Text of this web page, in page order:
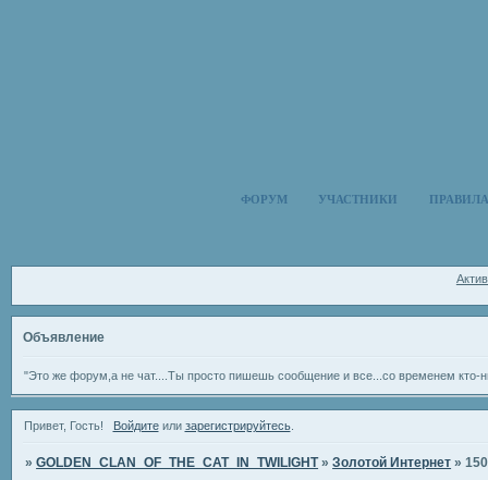
ФОРУМ УЧАСТНИКИ ПРАВИЛА
Объявление
"Это же форум,а не чат....Ты просто пишешь сообщение и все...со временем
Привет, Гость! Войдитеили зарегистрируйтесь.
»GOLDEN_CLAN_OF_THE_CAT_IN_TWILIGHT »Золотой Интернет »